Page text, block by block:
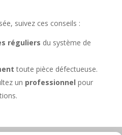
suivez ces conseils :
réguliers du système de
toute pièce défectueuse.
un professionnel pour